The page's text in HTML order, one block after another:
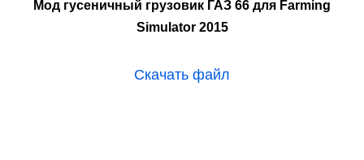
Мод гусеничный грузовик ГАЗ 66 для Farming
Simulator 2015
Скачать файл